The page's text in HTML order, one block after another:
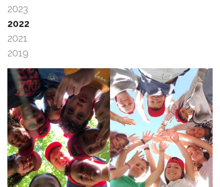
2023
2022
2021
2019